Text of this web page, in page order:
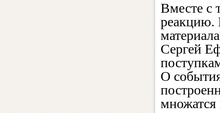
Вместе с
реакцию.
Сергей
О
множатся